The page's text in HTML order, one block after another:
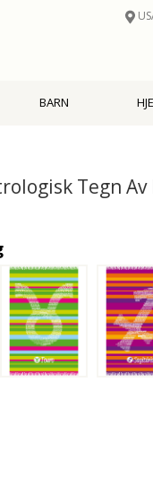
BARN
Tegn Av